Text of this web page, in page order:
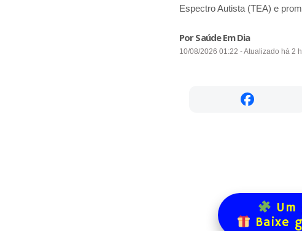
Espectro Autista (TEA) e
Por Saúde Em Dia
10/08/2026 01:22 - Atualizado há 2
Baixe